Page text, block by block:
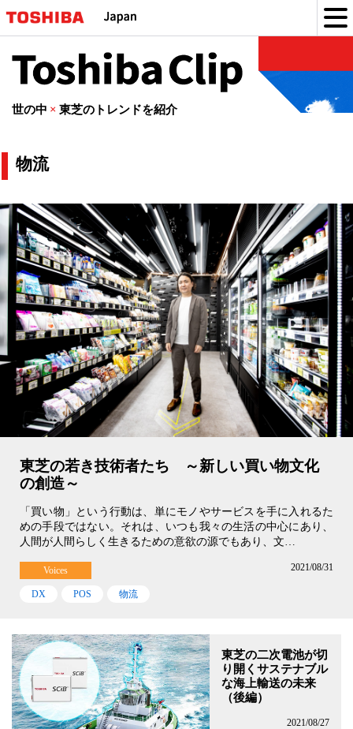
Toshiba
Clip
世の中 × 東芝のトレンドを紹介
の
記
事
一
覧
物流
東芝の若き技術者たち ～新しい買い物文化
の創造～
「買い物」という行動は、単にモノやサービスを手に入れるた
めの手段ではない。それは、いつも我々の生活の中心にあり、
人間が人間らしく生きるための意欲の源でもあり、文…
2021/08/31
Voices
DX POS 物流
東芝の二次電池が切
り開くサステナブル
な海上輸送の未来
（後編）
2021/08/27